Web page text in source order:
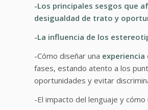
-Los principales sesgos que
desigualdad de trato y
-La influencia de los
-Cómo diseñar una experiencia
fases, estando atento a los
oportunidades y evitar
-El impacto del lenguaje y